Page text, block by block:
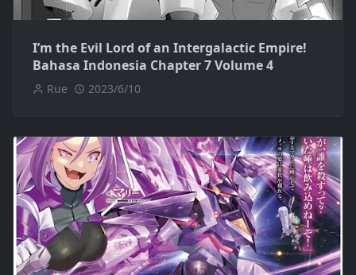
I’m the Evil Lord of an Intergalactic Empire!
Bahasa Indonesia Chapter 7 Volume 4
Rue 2023/6/10